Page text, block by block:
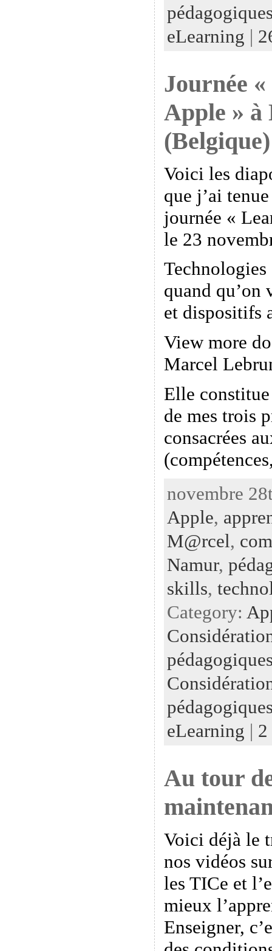
eLearning |
Journée
Apple » à
(Belgique)
Voici les
que j’ai
journée «
le 23
Technologies
quand qu’on
et dispositifs
View more
Marcel
Elle
de mes trois
consacrées
novembre
Apple,
M@rcel,
Namur,
skills,
Category:
eLearning | 2
Au tour
Voici déjà le
nos vidéos
les TICe et
mieux
Enseigner,